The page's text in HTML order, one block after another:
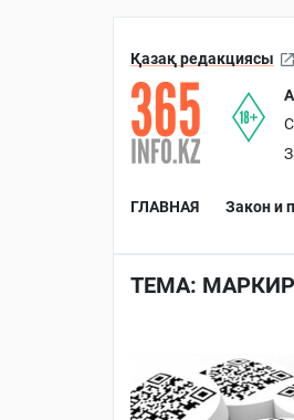
Қазақ редакциясы
ГЛАВНАЯ Закон и
ТЕМА: